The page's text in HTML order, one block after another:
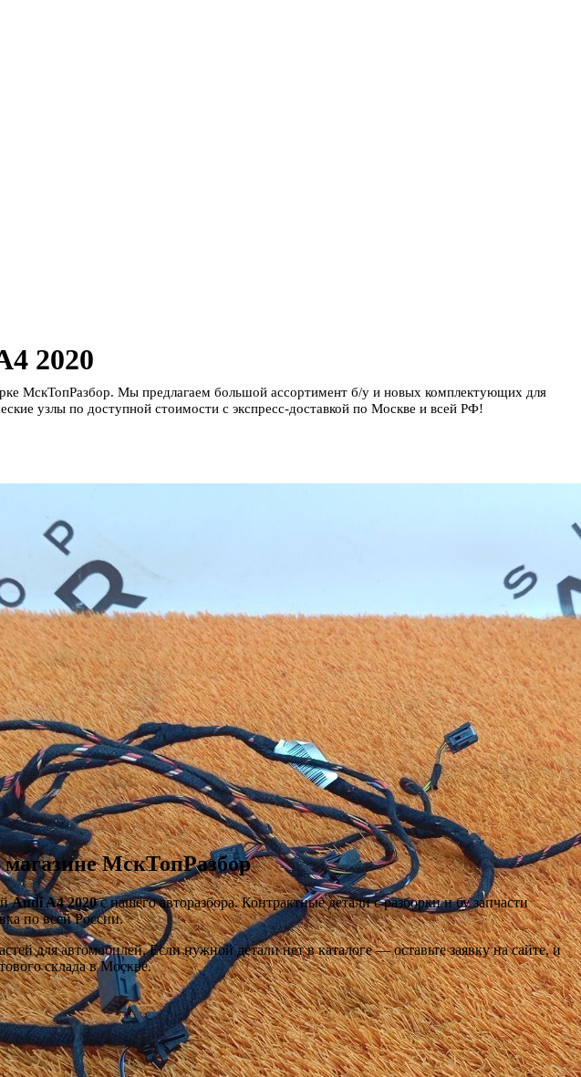
2020
МскТопРазбор. Мы предлагаем большой ассортимент б/у и новых комплектующих для
узлы по доступной стоимости с экспресс-доставкой по Москве и всей РФ!
МскТопРазбор
Audi A4 2020с нашего авторазбора. Контрактные детали с разборки и бу запчасти
по всей России.
для автомобилей. Если нужной детали нет в каталоге — оставьте заявку на сайте, и
склада в Москве.